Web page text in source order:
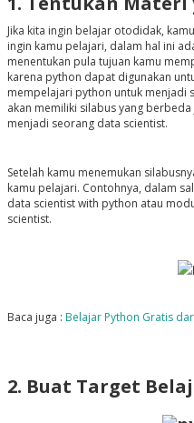
Jika kita ingin belajar otodidak,
ingin kamu pelajari, dalam hal ini
menentukan pula tujuan kamu
karena python dapat digunakan
mempelajari python untuk menjadi
akan memiliki silabus yang
menjadi seorang data scientist.
Setelah kamu menemukan
kamu pelajari. Contohnya, dalam
data scientist with python atau
scientist.
Baca juga : Belajar Python Gratis
2. Buat Target